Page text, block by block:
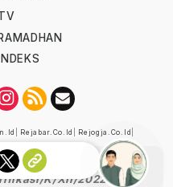
RAMADHAN
INDEKS
Rejabar.co.id Rejogja.co.id
Dewan Pers
K/XII/2022